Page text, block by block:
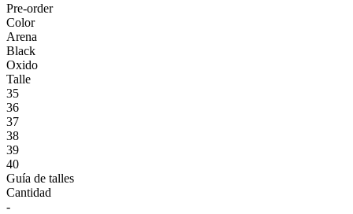
Pre-order
Color
Arena
Black
Oxido
Talle
35
36
37
38
39
40
Guía de talles
Cantidad
-